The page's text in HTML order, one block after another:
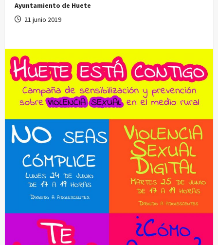
Ayuntamiento de Huete
21 junio 2019